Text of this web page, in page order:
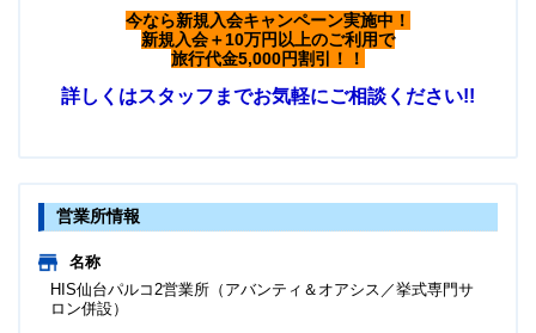
今なら新規入会キャンペーン実施中！
新規入会＋10万円以上のご利用で
旅行代金5,000円割引！！
詳しくはスタッフまでお気軽にご相談ください!!
営業所情報
名称
HIS仙台パルコ2営業所（アバンティ＆オアシス／挙式専門サ
ロン併設）